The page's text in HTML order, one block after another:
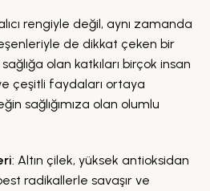
rengiyle değil, aynı zamanda
de dikkat çeken bir
olan katkıları birçok insan
çeşitli faydaları ortaya
sağlığımıza olan olumlu
: Altın çilek, yüksek antioksidan
radikallerle savaşır ve